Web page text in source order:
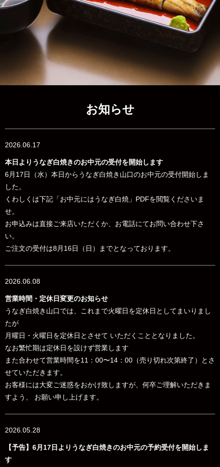
お知らせ
2026.06.17
本日よりうなぎ白焼きのお中元の受付を開始します
6月17日（水）本日からうなぎ白焼き山口のお中元の受付開始しま
した。
くわしくは下記「お中元にはうなぎ白焼」PDFを閲覧くださいま
せ。
お申込みは直接ご来店いただくか、お電話にてお問い合わせ下さ
い。
ご注文の受付は8月16日（日）までとなっております。
2026.06.08
営業時間・定休日変更のお知らせ
うなぎ白焼き山口では、これまで火曜日を定休日としてまいりまし
たが
月曜日・火曜日を定休日とさせて いただくこととなりました。
なお繁忙期は定休日を設けず営業します
また合わせて営業時間を11：00〜14：00（売り切れ次第終了）とさ
せていただきます。
お客様には大変ご迷惑をおかけ致しますが、何卒ご理解いただきま
すよう、 お願い申し上げます。
2026.05.28
【予告】6月17日よりうなぎ白焼きのお中元の予約受付を開始しま
す